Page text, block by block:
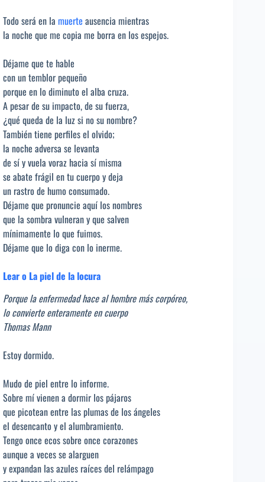
Todo será en la muerte ausencia mientras
la noche que me copia me borra en los espejos.
Déjame que te hable
con un temblor pequeño
porque en lo diminuto el alba cruza.
A pesar de su impacto, de su fuerza,
¿qué queda de la luz si no su nombre?
También tiene perfiles el olvido;
la noche adversa se levanta
de sí y vuela voraz hacia sí misma
se abate frágil en tu cuerpo y deja
un rastro de humo consumado.
Déjame que pronuncie aquí los nombres
que la sombra vulneran y que salven
mínimamente lo que fuimos.
Déjame que lo diga con lo inerme.
Lear o La piel de la locura
Porque la enfermedad hace al hombre más corpóreo,
lo convierte enteramente en cuerpo
Thomas Mann
Estoy dormido.
Mudo de piel entre lo informe.
Sobre mí vienen a dormir los pájaros
que picotean entre las plumas de los ángeles
el desencanto y el alumbramiento.
Tengo once ecos sobre once corazones
aunque a veces se alarguen
y expandan las azules raíces del relámpago